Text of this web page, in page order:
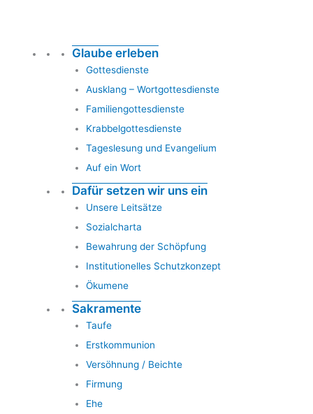
Glaube erleben
Gottesdienste
Ausklang – Wortgottesdienste
Familiengottesdienste
Krabbelgottesdienste
Tageslesung und Evangelium
Auf ein Wort
Dafür setzen wir uns ein
Unsere Leitsätze
Sozialcharta
Bewahrung der Schöpfung
Institutionelles Schutzkonzept
Ökumene
Sakramente
Taufe
Erstkommunion
Versöhnung / Beichte
Firmung
Ehe